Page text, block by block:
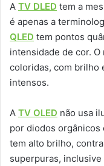
A TV DLED tem a
é apenas a
QLED tem pontos
intensidade de cor.
coloridas, com brilho
intensos.
A TV OLED não usa
por diodos orgânicos
tem alto brilho,
superpuras,